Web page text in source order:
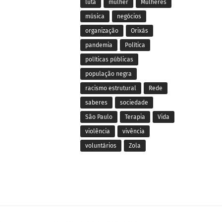
luta mulher Mulheres
música negócios
organização Orixás
pandemia Política
políticas públicas
população negra
racismo estrutural Rede
saberes sociedade
São Paulo Terapia Vida
violência vivência
voluntários Zola